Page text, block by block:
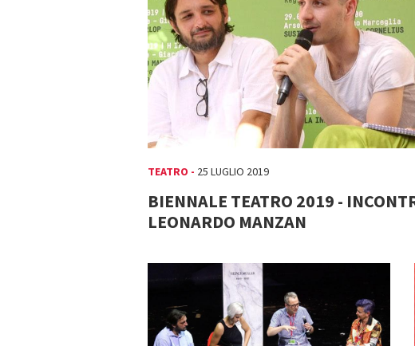
TEATRO - 25 LUGLIO 2019
BIENNALE TEATRO 2019 -
LEONARDO MANZAN